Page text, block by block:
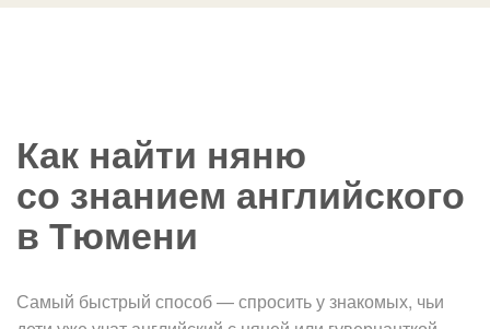
Как найти няню
со знанием английского
в Тюмени
Самый быстрый способ — спросить у знакомых, чьи